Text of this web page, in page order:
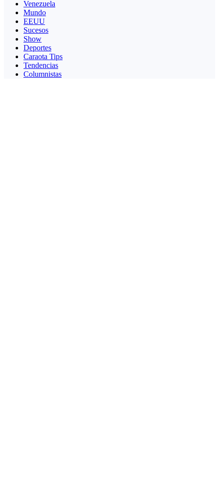
Venezuela
Mundo
EEUU
Sucesos
Show
Deportes
Caraota Tips
Tendencias
Columnistas